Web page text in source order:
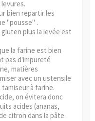
bien repartir les
"pousse" .
plus la levée est
la farine est bien
pas d'impureté
matières
avec un ustensile
tamiseur à farine.
, on évitera donc
acides (ananas,
citron dans la pâte.